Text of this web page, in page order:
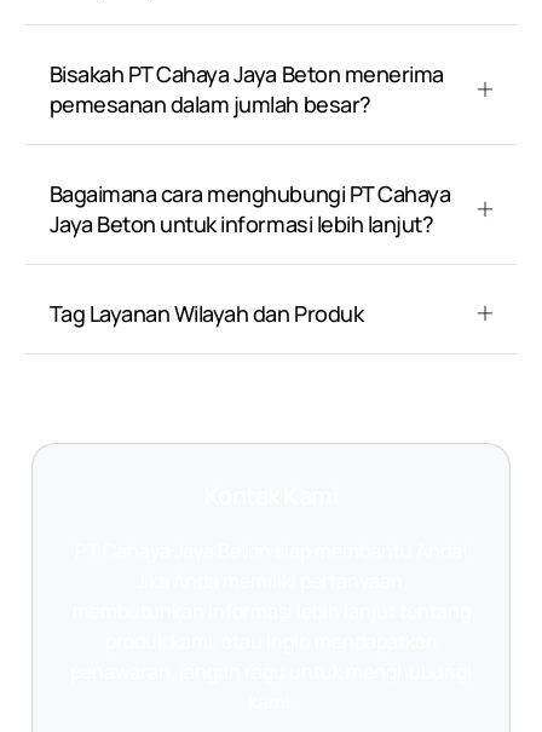
Bisakah PT Cahaya Jaya Beton menerima
pemesanan dalam jumlah besar?
Bagaimana cara menghubungi PT Cahaya
Jaya Beton untuk informasi lebih lanjut?
Tag Layanan Wilayah dan Produk